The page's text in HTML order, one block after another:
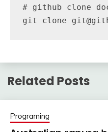
# github clone
git clone
Related Posts
Programing